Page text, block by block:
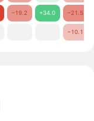
−19.2 +34.0 −21.5
−10.1